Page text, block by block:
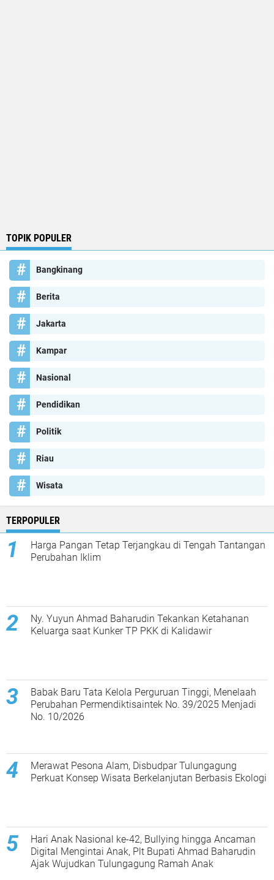
TOPIK POPULER
Bangkinang
Berita
Jakarta
Kampar
Nasional
Pendidikan
Politik
Riau
Wisata
TERPOPULER
Harga Pangan Tetap Terjangkau di Tengah Tantangan
Perubahan Iklim
Ny. Yuyun Ahmad Baharudin Tekankan Ketahanan
Keluarga saat Kunker TP PKK di Kalidawir
Babak Baru Tata Kelola Perguruan Tinggi, Menelaah
Perubahan Permendiktisaintek No. 39/2025 Menjadi
No. 10/2026
Merawat Pesona Alam, Disbudpar Tulungagung
Perkuat Konsep Wisata Berkelanjutan Berbasis Ekologi
Hari Anak Nasional ke-42, Bullying hingga Ancaman
Digital Mengintai Anak, Plt Bupati Ahmad Baharudin
Ajak Wujudkan Tulungagung Ramah Anak